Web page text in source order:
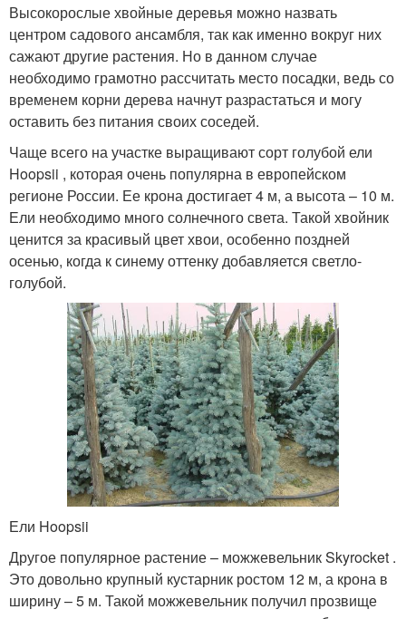
Высокорослые хвойные деревья можно назвать
центром садового ансамбля, так как именно вокруг них
сажают другие растения. Но в данном случае
необходимо грамотно рассчитать место посадки, ведь со
временем корни дерева начнут разрастаться и могу
оставить без питания своих соседей.
Чаще всего на участке выращивают сорт голубой ели
Hoopsii , которая очень популярна в европейском
регионе России. Ее крона достигает 4 м, а высота – 10 м.
Ели необходимо много солнечного света. Такой хвойник
ценится за красивый цвет хвои, особенно поздней
осенью, когда к синему оттенку добавляется светло-
голубой.
Ели Hoopsii
Другое популярное растение – можжевельник Skyrocket .
Это довольно крупный кустарник ростом 12 м, а крона в
ширину – 5 м. Такой можжевельник получил прозвище